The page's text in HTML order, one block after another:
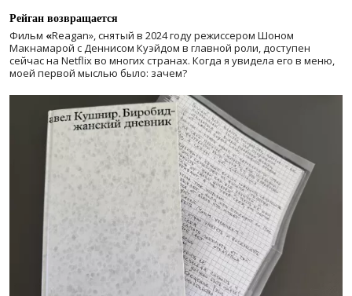
Рейган возвращается
Фильм «Reagan», снятый в 2024 годурежиссером Шоном
Макнамарой с Деннисом Куэйдом в главной роли, доступен
сейчас на Netflix во многих странах. Когда я увидела его в меню,
моей первой мыслью было: зачем?